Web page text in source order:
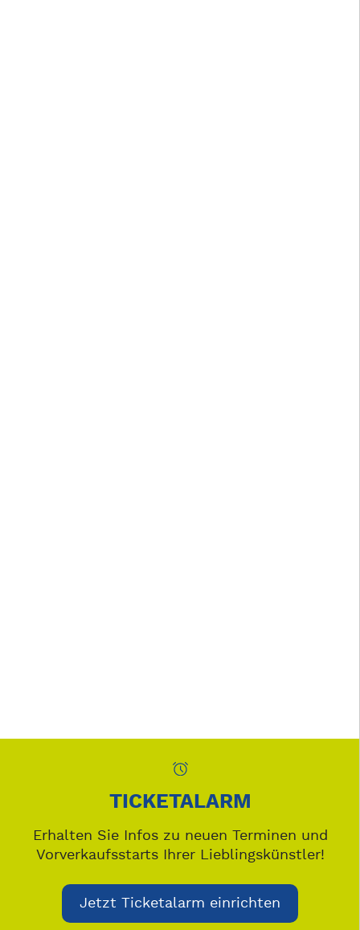
TICKETALARM
Erhalten Sie Infos zu neuen Terminen und
Vorverkaufsstarts Ihrer Lieblingskünstler!
Jetzt Ticketalarm einrichten